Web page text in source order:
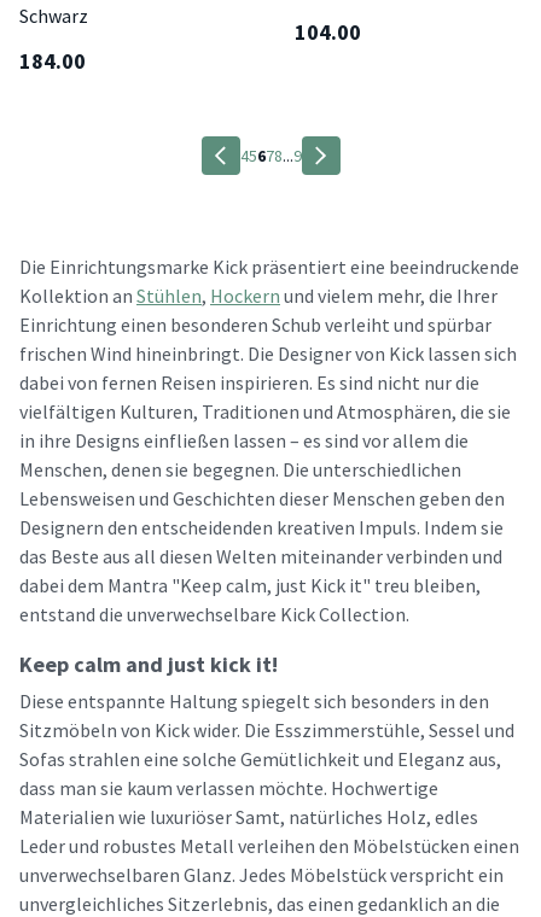
Schwarz
184.00
104.00
45678...9
Die Einrichtungsmarke Kick präsentiert eine beeindruckende
Kollektion an Stühlen, Hockern und vielem mehr, die Ihrer
Einrichtung einen besonderen Schub verleiht und spürbar
frischen Wind hineinbringt. Die Designer von Kick lassen sich
dabei von fernen Reisen inspirieren. Es sind nicht nur die
vielfältigen Kulturen, Traditionen und Atmosphären, die sie
in ihre Designs einfließen lassen – es sind vor allem die
Menschen, denen sie begegnen. Die unterschiedlichen
Lebensweisen und Geschichten dieser Menschen geben den
Designern den entscheidenden kreativen Impuls. Indem sie
das Beste aus all diesen Welten miteinander verbinden und
dabei dem Mantra "Keep calm, just Kick it" treu bleiben,
entstand die unverwechselbare Kick Collection.
Keep calm and just kick it!
Diese entspannte Haltung spiegelt sich besonders in den
Sitzmöbeln von Kick wider. Die Esszimmerstühle, Sessel und
Sofas strahlen eine solche Gemütlichkeit und Eleganz aus,
dass man sie kaum verlassen möchte. Hochwertige
Materialien wie luxuriöser Samt, natürliches Holz, edles
Leder und robustes Metall verleihen den Möbelstücken einen
unverwechselbaren Glanz. Jedes Möbelstück verspricht ein
unvergleichliches Sitzerlebnis, das einen gedanklich an die